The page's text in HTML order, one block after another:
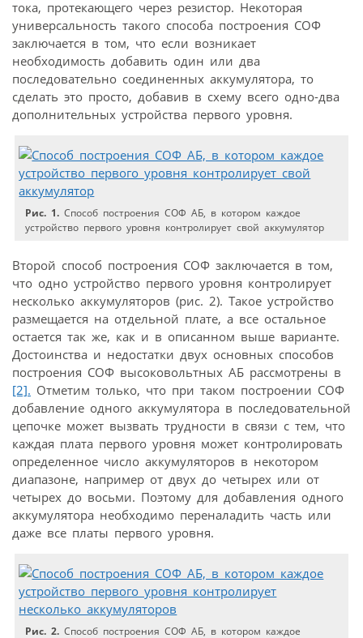
тока, протекающего через резистор. Некоторая
универсальность такого способа построения СОФ
заключается в том, что если возникает
необходимость добавить один или два
последовательно соединенных аккумулятора, то
сделать это просто, добавив в схему всего одно-два
дополнительных устройства первого уровня.
Рис. 1. Способ построения СОФ АБ, в котором каждое
устройство первого уровня контролирует свой аккумулятор
Второй способ построения СОФ заключается в том,
что одно устройство первого уровня контролирует
несколько аккумуляторов (рис. 2). Такое устройство
размещается на отдельной плате, а все остальное
остается так же, как и в описанном выше варианте.
Достоинства и недостатки двух основных способов
построения СОФ высоковольтных АБ рассмотрены в
[2]. Отметим только, что при таком построении СОФ
добавление одного аккумулятора в последовательной
цепочке может вызвать трудности в связи с тем, что
каждая плата первого уровня может контролировать
определенное число аккумуляторов в некотором
диапазоне, например от двух до четырех или от
четырех до восьми. Поэтому для добавления одного
аккумулятора необходимо переналадить часть или
даже все платы первого уровня.
Рис. 2. Способ построения СОФ АБ, в котором каждое